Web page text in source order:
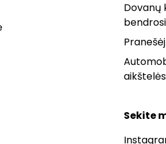
Dovanų
Sekite